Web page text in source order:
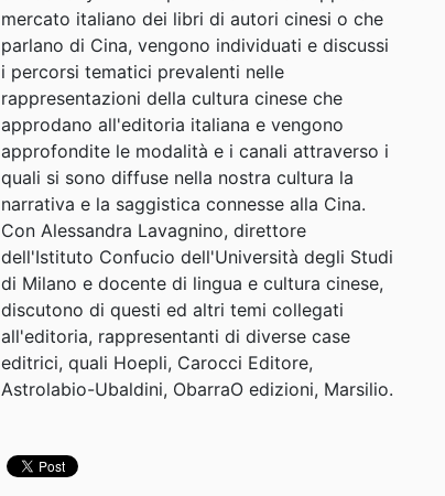
mercato italiano dei libri di autori cinesi o che
parlano di Cina, vengono individuati e discussi
i percorsi tematici prevalenti nelle
rappresentazioni della cultura cinese che
approdano all'editoria italiana e vengono
approfondite le modalità e i canali attraverso i
quali si sono diffuse nella nostra cultura la
narrativa e la saggistica connesse alla Cina.
Con Alessandra Lavagnino, direttore
dell'Istituto Confucio dell'Università degli Studi
di Milano e docente di lingua e cultura cinese,
discutono di questi ed altri temi collegati
all'editoria, rappresentanti di diverse case
editrici, quali Hoepli, Carocci Editore,
Astrolabio-Ubaldini, ObarraO edizioni, Marsilio.